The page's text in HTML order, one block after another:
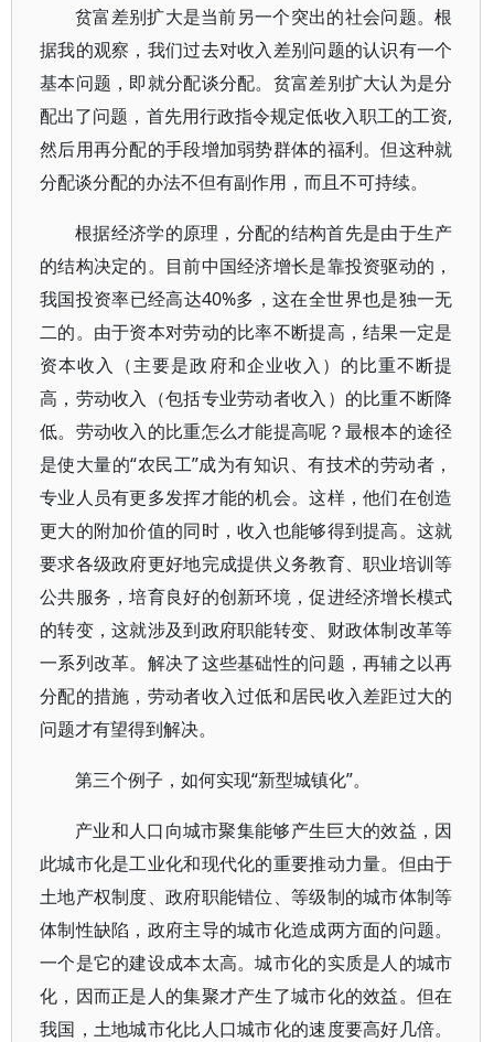
贫富差别扩大是当前另一个突出的社会问题。根
据我的观察，我们过去对收入差别问题的认识有一个
基本问题，即就分配谈分配。贫富差别扩大认为是分
配出了问题，首先用行政指令规定低收入职工的工资,
然后用再分配的手段增加弱势群体的福利。但这种就
分配谈分配的办法不但有副作用，而且不可持续。
根据经济学的原理，分配的结构首先是由于生产
的结构决定的。目前中国经济增长是靠投资驱动的，
我国投资率已经高达40%多，这在全世界也是独一无
二的。由于资本对劳动的比率不断提高，结果一定是
资本收入（主要是政府和企业收入）的比重不断提
高，劳动收入（包括专业劳动者收入）的比重不断降
低。劳动收入的比重怎么才能提高呢？最根本的途径
是使大量的“农民工”成为有知识、有技术的劳动者，
专业人员有更多发挥才能的机会。这样，他们在创造
更大的附加价值的同时，收入也能够得到提高。这就
要求各级政府更好地完成提供义务教育、职业培训等
公共服务，培育良好的创新环境，促进经济增长模式
的转变，这就涉及到政府职能转变、财政体制改革等
一系列改革。解决了这些基础性的问题，再辅之以再
分配的措施，劳动者收入过低和居民收入差距过大的
问题才有望得到解决。
第三个例子，如何实现“新型城镇化”。
产业和人口向城市聚集能够产生巨大的效益，因
此城市化是工业化和现代化的重要推动力量。但由于
土地产权制度、政府职能错位、等级制的城市体制等
体制性缺陷，政府主导的城市化造成两方面的问题。
一个是它的建设成本太高。城市化的实质是人的城市
化，因而正是人的集聚才产生了城市化的效益。但在
我国，土地城市化比人口城市化的速度要高好几倍。